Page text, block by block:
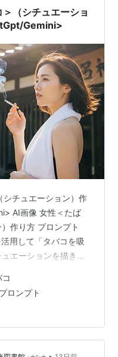
（シチュエーショ
Gemini>
シチュエーション）作
AI画像 女性＜たば
作り方 プロンプト
用して「タバコを吸
エーションを描き出
い通りのシチュエー
ロンプトの作り方を
タバコを吸う女性」
チーフにした女性の画
うなノスタル…
コ
プロンプト